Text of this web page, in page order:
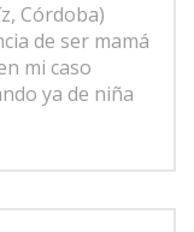
Córdoba)
de ser mamá
mi caso
ya de niña